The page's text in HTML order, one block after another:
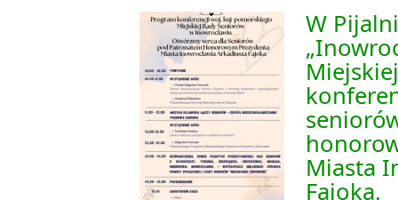
W
Miasta
Fajoka.